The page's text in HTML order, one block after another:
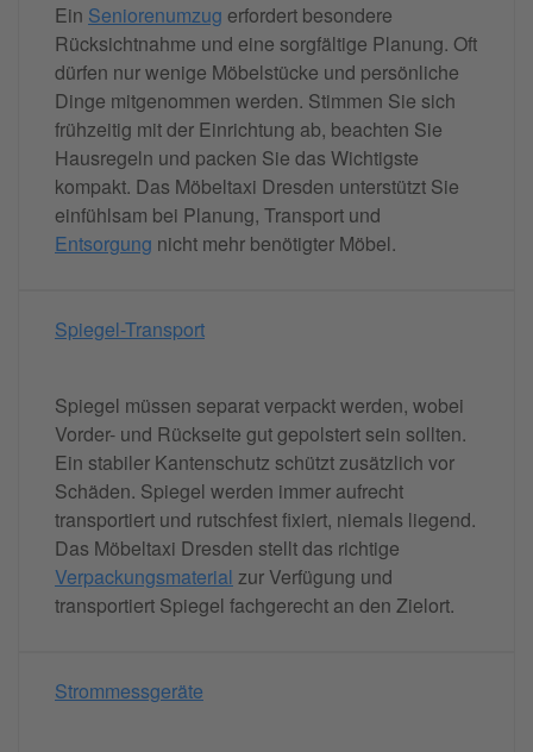
Ein Seniorenumzug erfordert besondere
Rücksichtnahme und eine sorgfältige Planung. Oft
dürfen nur wenige Möbelstücke und persönliche
Dinge mitgenommen werden. Stimmen Sie sich
frühzeitig mit der Einrichtung ab, beachten Sie
Hausregeln und packen Sie das Wichtigste
kompakt. Das Möbeltaxi Dresden unterstützt Sie
einfühlsam bei Planung, Transport und
Entsorgung nicht mehr benötigter Möbel.
Spiegel-Transport
Spiegel müssen separat verpackt werden, wobei
Vorder- und Rückseite gut gepolstert sein sollten.
Ein stabiler Kantenschutz schützt zusätzlich vor
Schäden. Spiegel werden immer aufrecht
transportiert und rutschfest fixiert, niemals liegend.
Das Möbeltaxi Dresden stellt das richtige
Verpackungsmaterial zur Verfügung und
transportiert Spiegel fachgerecht an den Zielort.
Strommessgeräte